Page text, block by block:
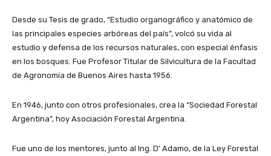
Desde su Tesis de grado, “Estudio organográfico y anatómico de
las principales especies arbóreas del país”, volcó su vida al
estudio y defensa de los recursos naturales, con especial énfasis
en los bosques. Fue Profesor Titular de Silvicultura de la Facultad
de Agronomía de Buenos Aires hasta 1956.
En 1946, junto con otros profesionales, crea la “Sociedad Forestal
Argentina”, hoy Asociación Forestal Argentina.
Fue uno de los mentores, junto al Ing. D’ Adamo, de la Ley Forestal